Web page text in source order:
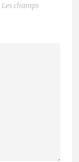
Les champs